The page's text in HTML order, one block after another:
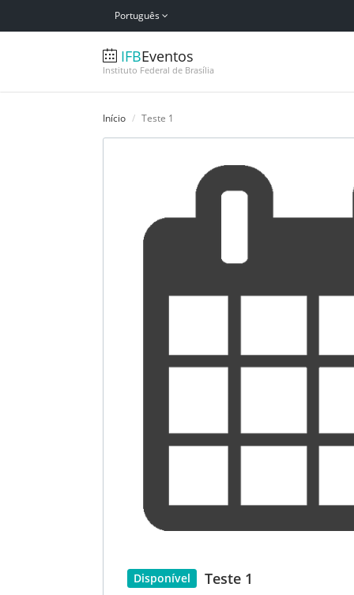
Português
IFBEventos
Instituto Federal de Brasília
Início Teste 1
Disponível Teste 1